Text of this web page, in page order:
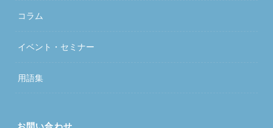
コラム
イベント・セミナー
用語集